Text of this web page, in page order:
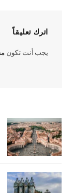
اترك تعليقاً
يجب أنت تكون